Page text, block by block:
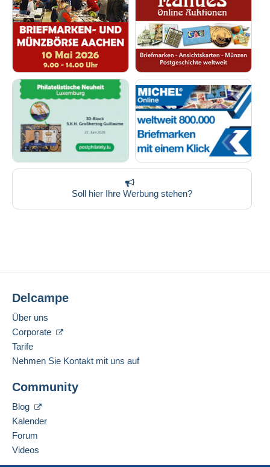
Soll hier Ihre Werbung stehen?
Delcampe
Über uns
Corporate
Tarife
Nehmen Sie Kontakt mit uns auf
Community
Blog
Kalender
Forum
Videos